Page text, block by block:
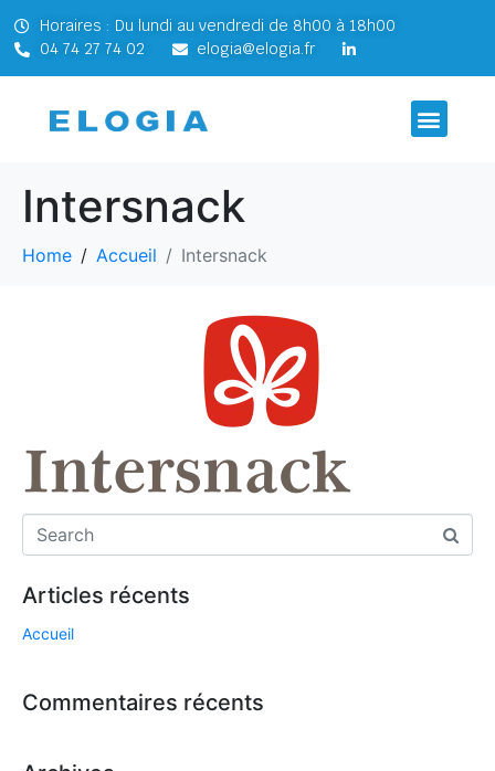
Horaires : Du lundi au vendredi de 8h00 à 18h00
04 74 27 74 02
elogia@elogia.fr
Intersnack
Home Accueil Intersnack
Articles récents
Accueil
Commentaires récents